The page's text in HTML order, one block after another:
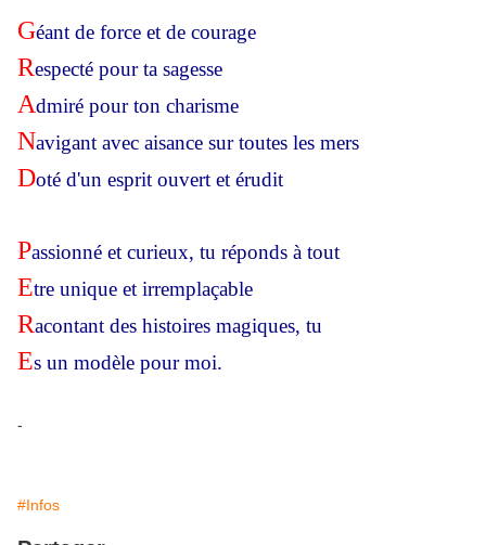
Géant de force et de courage
Respecté pour ta sagesse
Admiré pour ton charisme
Navigant avec aisance sur toutes les mers
Doté d'un esprit ouvert et érudit
Passionné et curieux, tu réponds à tout
Etre unique et irremplaçable
Racontant des histoires magiques, tu
Es un modèle pour moi.
-
#Infos